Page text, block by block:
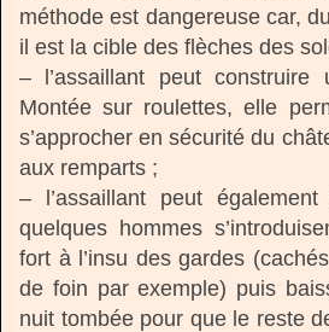
méthode est dangereuse car,
il est la cible des flèches des
– l’assaillant peut
Montée sur roulettes, elle
s’approcher en sécurité du
aux remparts ;
– l’assaillant peut
quelques hommes
fort à l’insu des gardes
de foin par exemple) puis
nuit tombée pour que le reste